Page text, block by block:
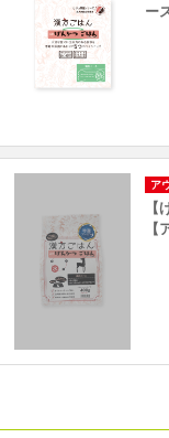
ー
ア
【